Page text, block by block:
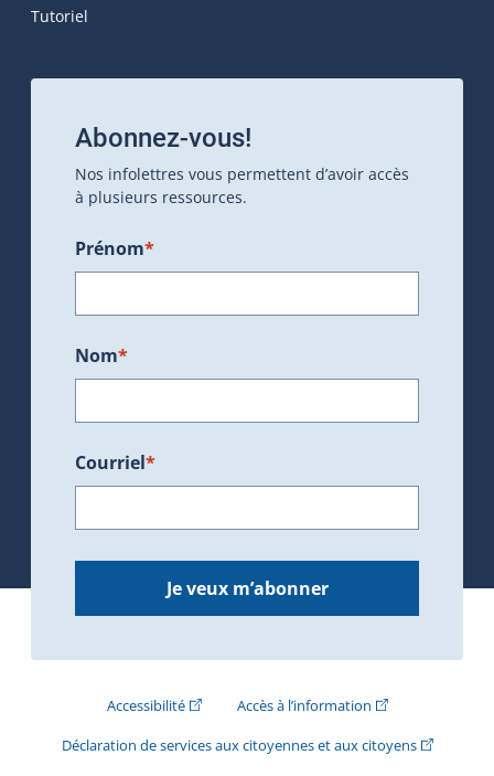
Tutoriel
Abonnez-vous!
Nos infolettres vous permettent d’avoir accès
à plusieurs ressources.
Prénom*
Nom*
Courriel*
Je veux m’abonner
Accessibilité(Cet hyperlien externe s'ouvrira dans une
Accès à l’information(Cet hyperlien
Déclaration de services aux citoyennes et aux citoyens(Cet